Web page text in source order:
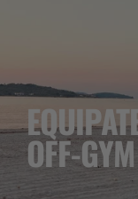
OFF-